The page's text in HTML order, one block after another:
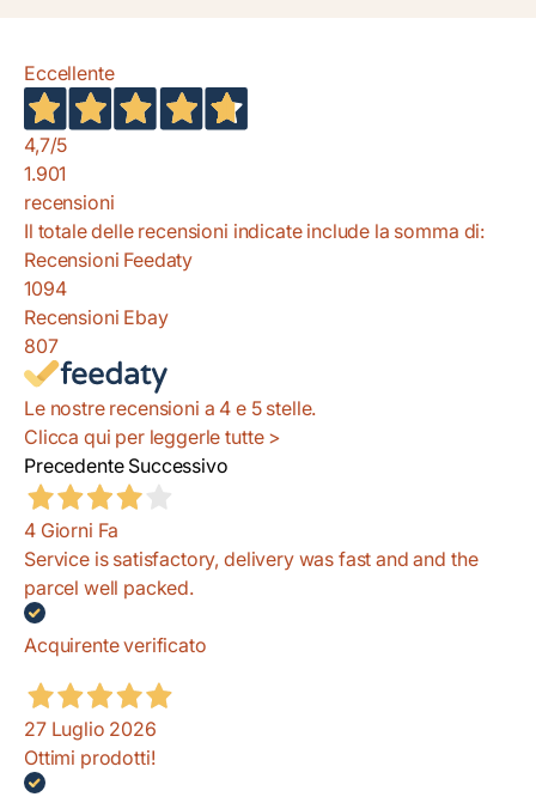
Eccellente
4,7/5
1.901
recensioni
Il totale delle recensioni indicate include la somma di:
Recensioni Feedaty
1094
Recensioni Ebay
807
Le nostre recensioni a 4 e 5 stelle.
Clicca qui per leggerle tutte >
Precedente Successivo
4 Giorni Fa
Service is satisfactory, delivery was fast and and the
parcel well packed.
Acquirente verificato
27 Luglio 2026
Ottimi prodotti!